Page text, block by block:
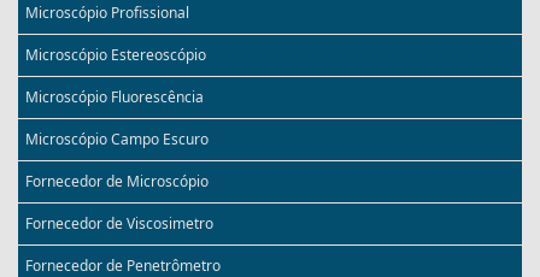
Microscópio Profissional
Microscópio Estereoscópio
Microscópio Fluorescência
Microscópio Campo Escuro
Fornecedor de Microscópio
Fornecedor de Viscosimetro
Fornecedor de Penetrômetro